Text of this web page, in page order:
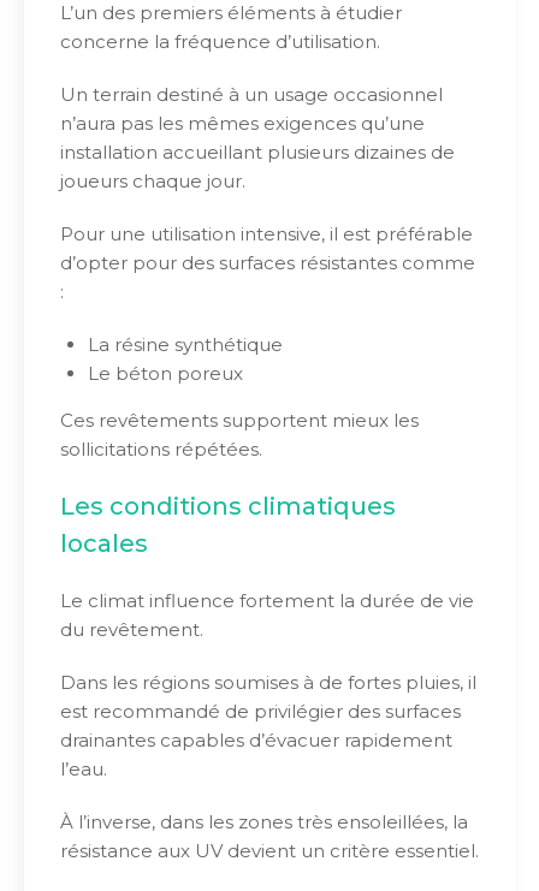
L’un des premiers éléments à étudier
concerne la fréquence d’utilisation.
Un terrain destiné à un usage occasionnel
n’aura pas les mêmes exigences qu’une
installation accueillant plusieurs dizaines de
joueurs chaque jour.
Pour une utilisation intensive, il est préférable
d’opter pour des surfaces résistantes comme
:
La résine synthétique
Le béton poreux
Ces revêtements supportent mieux les
sollicitations répétées.
Les conditions climatiques
locales
Le climat influence fortement la durée de vie
du revêtement.
Dans les régions soumises à de fortes pluies, il
est recommandé de privilégier des surfaces
drainantes capables d’évacuer rapidement
l’eau.
À l’inverse, dans les zones très ensoleillées, la
résistance aux UV devient un critère essentiel.